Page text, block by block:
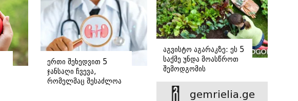
ერთი შეხედვით 5
ჯანსაღი ჩვევა,
რომელმაც შესაძლოა
აგვისტო აგარაკზე: ეს 5
საქმე უნდა მოასწროთ
შემოდგომის
gemrielia.ge